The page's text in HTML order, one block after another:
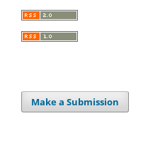
Make a Submission